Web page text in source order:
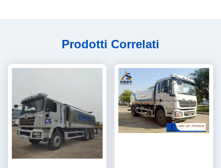
Prodotti Correlati